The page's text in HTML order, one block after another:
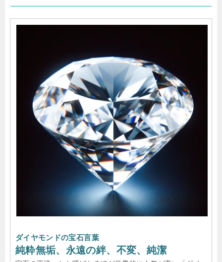
ダイヤモンドの宝石言葉
純粋無垢、永遠の絆、不変、純潔